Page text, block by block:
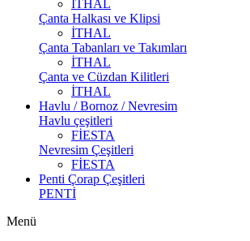
İTHAL
Çanta Halkası ve Klipsi
İTHAL
Çanta Tabanları ve Takımları
İTHAL
Çanta ve Cüzdan Kilitleri
İTHAL
Havlu / Bornoz / Nevresim
Havlu çeşitleri
FİESTA
Nevresim Çeşitleri
FİESTA
Penti Çorap Çeşitleri
PENTİ
Menü